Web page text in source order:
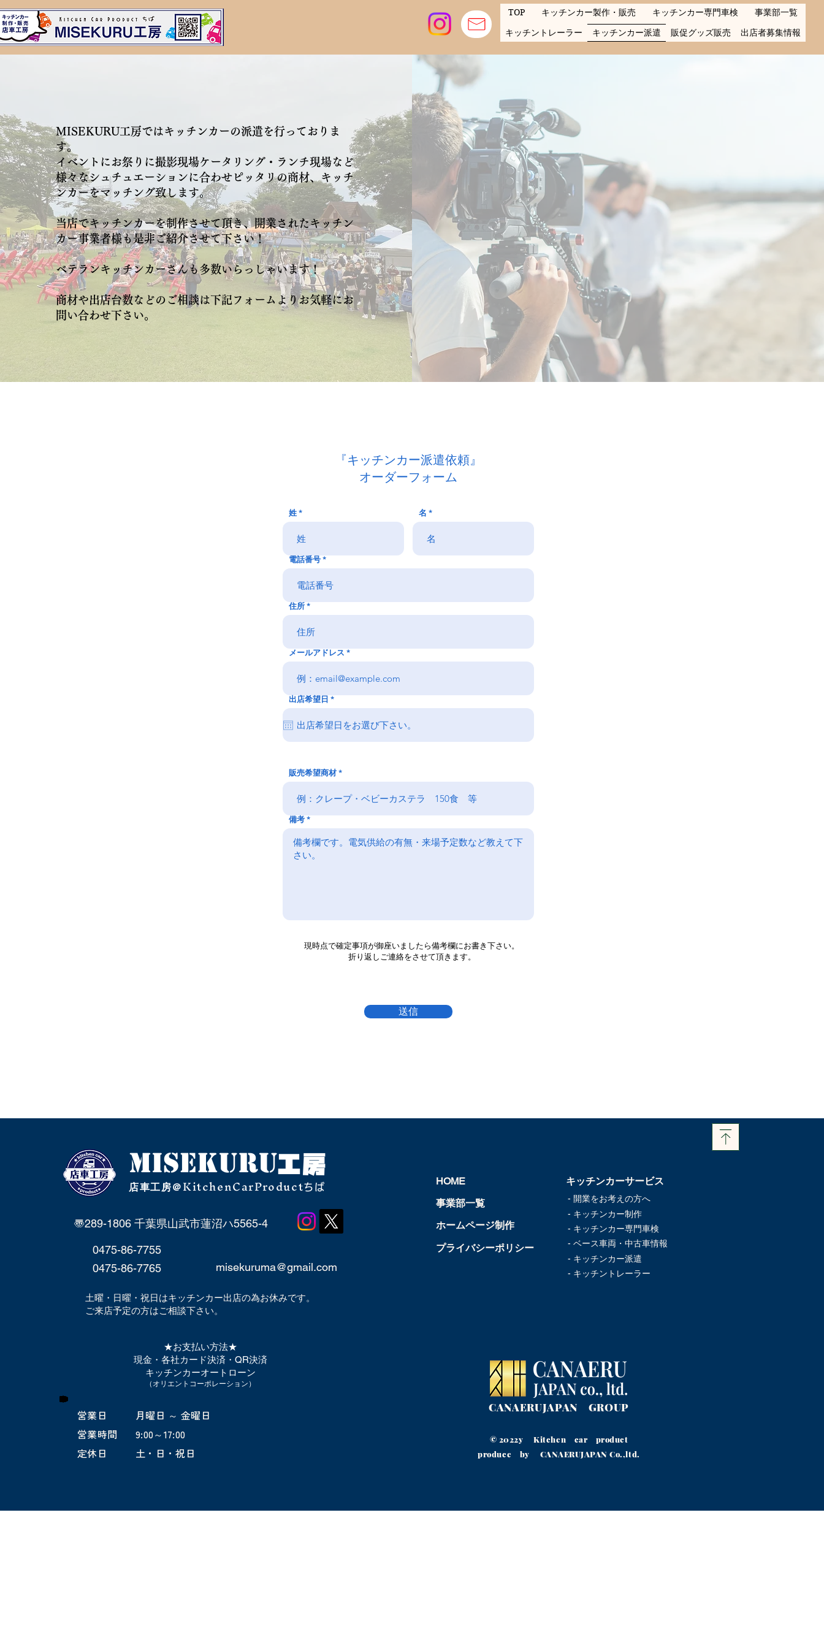
TOP キッチンカー製作・販売 キッチンカー専門車検
事業部一覧
キッチントレーラー
キッチンカー派遣 販促グッズ販売 出店者募集情報
MISEKURU工房ではキッチンカーの派遣を行っておりま
す。
イベントにお祭りに撮影現場ケータリング・ランチ現場など
​様々なシュチュエーションに合わせピッタリの商材、キッチ
ンカーをマッチング致します。
当店でキッチンカーを制作させて頂き、開業されたキッチン
カー事業者様も是非ご紹介させて下さい！
ベテランキッチンカーさんも多数いらっしゃいます！
​商材や出店台数などのご相談は下記フォームよりお気軽にお
問い合わせ下さい。
『キッチンカー派遣依頼』
オーダーフォーム
姓 名
電話番号
住所
メールアドレス
出店希望日 *r
e
u
i
販売希望商材
備考
現時点で確定事項が御座いましたら備考欄にお書き下さい。
折り返しご連絡をさせて頂きます。
送信
MISEKURU工房
店車工房＠ KitchenCarProductちば
〠289-1806 千葉県山武市蓮沼ハ5565-4
0475-86-7755
0475-86-7765
misekuruma@gmail.com
土曜・日曜・祝日はキッチンカー出店の為お休みです。
​ご来店予定の方はご相談下さい。
★お支払い方法★
現金・各社カード決済・QR決済
キッチンカーオートローン
（オリエントコーポレーション）
営業日 月曜日 ～ 金曜日
​定休日 土・日・祝日
営業時間 9:00～17:00
HOME
事業部一覧
ホームページ制作
プライバシーポリシー
キッチンカーサービス
- 開業をお考えの方へ
- キッチンカー制作
- キッチンカー専門車検
- ベース車両・中古車情報
- キッチンカー派遣
- キッチントレーラー
CANAERUJAPAN GROUP
© 2022y Kitchen car product
produce by CANAERUJAPAN Co.,ltd.